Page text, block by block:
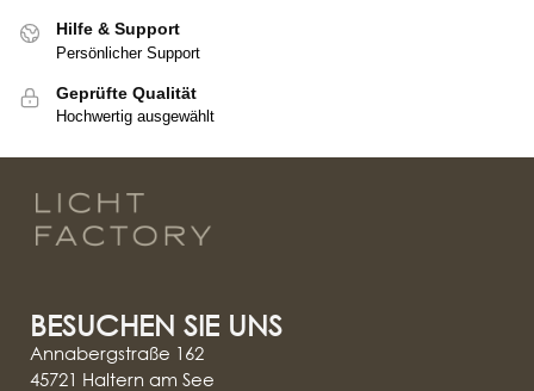
Hilfe & Support
Persönlicher Support
Geprüfte Qualität
Hochwertig ausgewählt
BESUCHEN SIE UNS
Annabergstraße 162
45721 Haltern am See